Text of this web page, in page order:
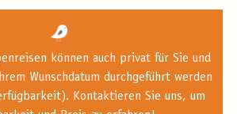
können auch privat für Sie und
Wunschdatum durchgeführt werden
Kontaktieren Sie uns, um